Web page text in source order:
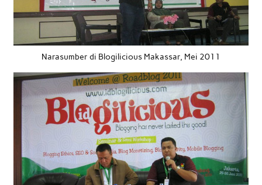
Narasumber di Blogilicious Makassar, Mei 2011